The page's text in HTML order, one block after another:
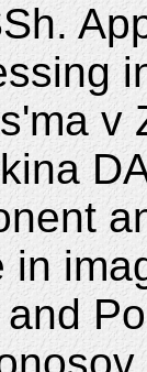
v
in